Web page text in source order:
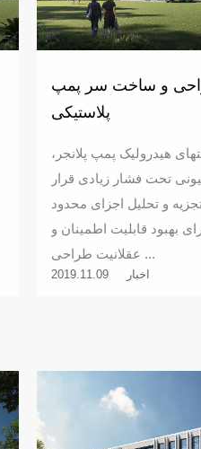
و ساخت سر پمپ
پلاستیکی
هیدرولیک پمپ پلانجر،
تحت فشار زیادی قرار
و تحلیل اجزای محدود
بهبود قابلیت اطمینان و
عقلانیت طراحی ...
2019.11.09 اخبار